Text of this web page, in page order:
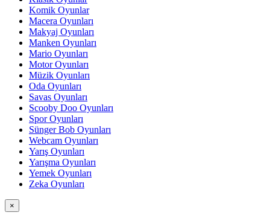
Komik Oyunlar
Macera Oyunları
Makyaj Oyunları
Manken Oyunları
Mario Oyunları
Motor Oyunları
Müzik Oyunları
Oda Oyunları
Savas Oyunları
Scooby Doo Oyunları
Spor Oyunları
Sünger Bob Oyunları
Webcam Oyunları
Yarış Oyunları
Yarışma Oyunları
Yemek Oyunları
Zeka Oyunları
×